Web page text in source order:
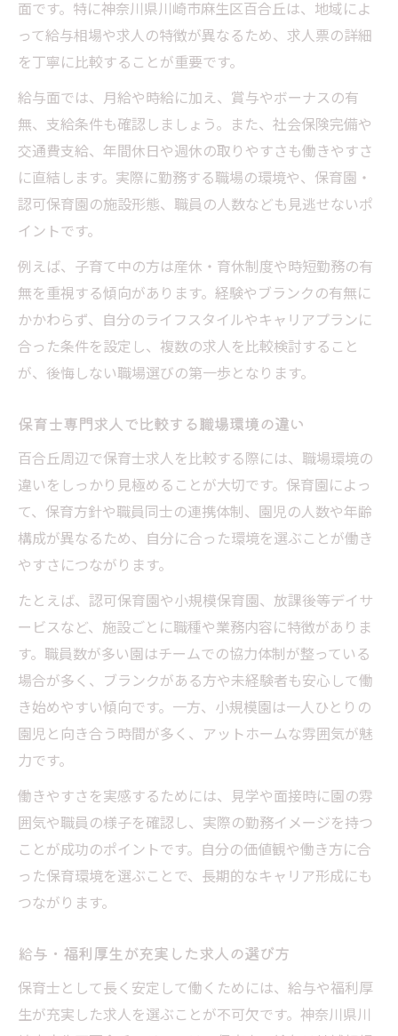
面です。特に神奈川県川崎市麻生区百合丘は、地域によ
って給与相場や求人の特徴が異なるため、求人票の詳細
を丁寧に比較することが重要です。
給与面では、月給や時給に加え、賞与やボーナスの有
無、支給条件も確認しましょう。また、社会保険完備や
交通費支給、年間休日や週休の取りやすさも働きやすさ
に直結します。実際に勤務する職場の環境や、保育園・
認可保育園の施設形態、職員の人数なども見逃せないポ
イントです。
例えば、子育て中の方は産休・育休制度や時短勤務の有
無を重視する傾向があります。経験やブランクの有無に
かかわらず、自分のライフスタイルやキャリアプランに
合った条件を設定し、複数の求人を比較検討すること
が、後悔しない職場選びの第一歩となります。
保育士専門求人で比較する職場環境の違い
百合丘周辺で保育士求人を比較する際には、職場環境の
違いをしっかり見極めることが大切です。保育園によっ
て、保育方針や職員同士の連携体制、園児の人数や年齢
構成が異なるため、自分に合った環境を選ぶことが働き
やすさにつながります。
たとえば、認可保育園や小規模保育園、放課後等デイサ
ービスなど、施設ごとに職種や業務内容に特徴がありま
す。職員数が多い園はチームでの協力体制が整っている
場合が多く、ブランクがある方や未経験者も安心して働
き始めやすい傾向です。一方、小規模園は一人ひとりの
園児と向き合う時間が多く、アットホームな雰囲気が魅
力です。
働きやすさを実感するためには、見学や面接時に園の雰
囲気や職員の様子を確認し、実際の勤務イメージを持つ
ことが成功のポイントです。自分の価値観や働き方に合
った保育環境を選ぶことで、長期的なキャリア形成にも
つながります。
給与・福利厚生が充実した求人の選び方
保育士として長く安定して働くためには、給与や福利厚
生が充実した求人を選ぶことが不可欠です。神奈川県川